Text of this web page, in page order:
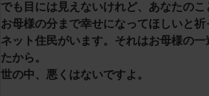
でも目には見えないけれど、あなたのこ
お母様の分まで幸せになってほしいと祈
ネット住民がいます。それはお母様の一
たから。
世の中、悪くはないですよ。